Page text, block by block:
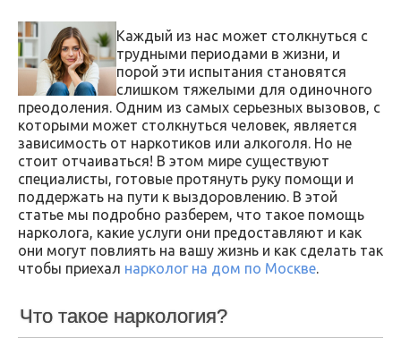
Каждый из нас может столкнуться с
трудными периодами в жизни, и
порой эти испытания становятся
слишком тяжелыми для одиночного
преодоления. Одним из самых серьезных вызовов, с
которыми может столкнуться человек, является
зависимость от наркотиков или алкоголя. Но не
стоит отчаиваться! В этом мире существуют
специалисты, готовые протянуть руку помощи и
поддержать на пути к выздоровлению. В этой
статье мы подробно разберем, что такое помощь
нарколога, какие услуги они предоставляют и как
они могут повлиять на вашу жизнь и как сделать так
чтобы приехал нарколог на дом по Москве.
Что такое наркология?